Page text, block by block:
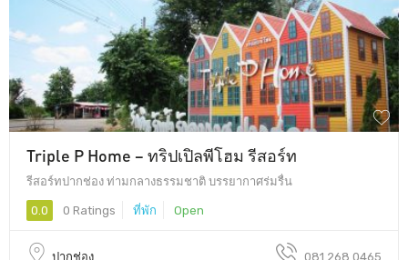
Triple P Home – ทริปเปิลพีโฮม รีสอร์ท
รีสอร์ทปากช่อง ท่ามกลางธรรมชาติ บรรยากาศร่มรื่น
0.0 0 Ratings ที่พัก Open
ปากช่อง 081 268 0465